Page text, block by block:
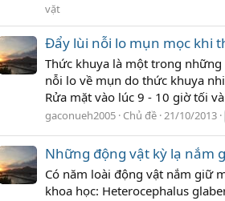
vặt
Đẩy lùi nỗi lo mụn mọc khi
Thức khuya là một trong
nỗi lo về mụn do thức khuya
Rửa mặt vào lúc 9 - 10 giờ tối
gaconueh2005 Chủ đề 21/10/2013
Những động vật kỳ lạ nắm
Có năm loài động vật nắm giữ
khoa học: Heterocephalus